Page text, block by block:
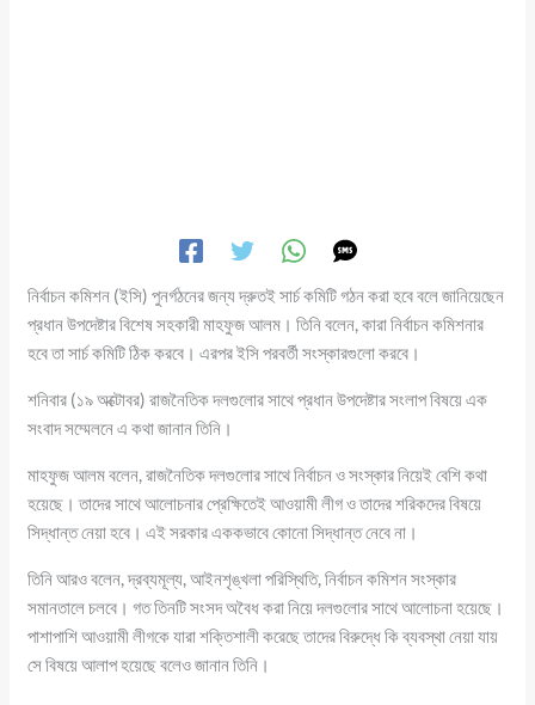
নির্বাচন কমিশন (ইসি) পুনর্গঠনের জন্য দ্রুতই সার্চ কমিটি গঠন করা হবে বলে জানিয়েছেন
প্রধান উপদেষ্টার বিশেষ সহকারী মাহফুজ আলম। তিনি বলেন, কারা নির্বাচন কমিশনার
হবে তা সার্চ কমিটি ঠিক করবে। এরপর ইসি পরবর্তী সংস্কারগুলো করবে।
শনিবার (১৯ অক্টোবর) রাজনৈতিক দলগুলোর সাথে প্রধান উপদেষ্টার সংলাপ বিষয়ে এক
সংবাদ সম্মেলনে এ কথা জানান তিনি।
মাহফুজ আলম বলেন, রাজনৈতিক দলগুলোর সাথে নির্বাচন ও সংস্কার নিয়েই বেশি কথা
হয়েছে। তাদের সাথে আলোচনার প্রেক্ষিতেই আওয়ামী লীগ ও তাদের শরিকদের বিষয়ে
সিদ্ধান্ত নেয়া হবে। এই সরকার এককভাবে কোনো সিদ্ধান্ত নেবে না।
তিনি আরও বলেন, দ্রব্যমূল্য, আইনশৃঙ্খলা পরিস্থিতি, নির্বাচন কমিশন সংস্কার
সমানতালে চলবে। গত তিনটি সংসদ অবৈধ করা নিয়ে দলগুলোর সাথে আলোচনা হয়েছে।
পাশাপাশি আওয়ামী লীগকে যারা শক্তিশালী করেছে তাদের বিরুদ্ধে কি ব্যবস্থা নেয়া যায়
সে বিষয়ে আলাপ হয়েছে বলেও জানান তিনি।